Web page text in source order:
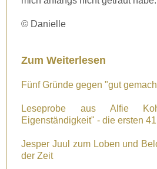
© Danielle
Zum Weiterlesen
Fünf Gründe gegen "gut
Leseprobe aus Alfie
Eigenständigkeit" - die ersten
Jesper Juul zum Loben und
der Zeit